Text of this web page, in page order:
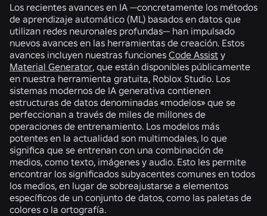
Los recientes avances en IA —concretamente los métodos
de aprendizaje automático (ML) basados en datos que
utilizan redes neuronales profundas— han impulsado
nuevos avances en las herramientas de creación. Estos
avances incluyen nuestras funciones Code Assist y
Material Generator, que están disponibles públicamente
en nuestra herramienta gratuita, Roblox Studio. Los
sistemas modernos de IA generativa contienen
estructuras de datos denominadas «modelos» que se
perfeccionan a través de miles de millones de
operaciones de entrenamiento. Los modelos más
potentes en la actualidad son multimodales, lo que
significa que se entrenan con una combinación de
medios, como texto, imágenes y audio. Esto les permite
encontrar los significados subyacentes comunes en todos
los medios, en lugar de sobreajustarse a elementos
específicos de un conjunto de datos, como las paletas de
colores o la ortografía.